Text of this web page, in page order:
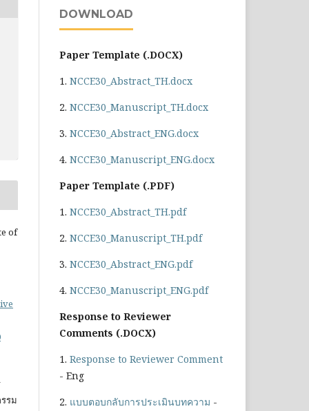
of
รม
DOWNLOAD
Paper Template (.DOCX)
1. NCCE30_Abstract_TH.docx
2. NCCE30_Manuscript_TH.docx
3. NCCE30_Abstract_ENG.docx
4. NCCE30_Manuscript_ENG.docx
Paper Template (.PDF)
1. NCCE30_Abstract_TH.pdf
2. NCCE30_Manuscript_TH.pdf
3. NCCE30_Abstract_ENG.pdf
4. NCCE30_Manuscript_ENG.pdf
Response to Reviewer
Comments (.DOCX)
1. Response to Reviewer Comment
- Eng
2. แบบตอบกลับการประเมินบทความ -